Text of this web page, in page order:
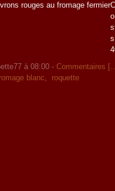
à 08:00 -Commentaires [
blanc, roquette